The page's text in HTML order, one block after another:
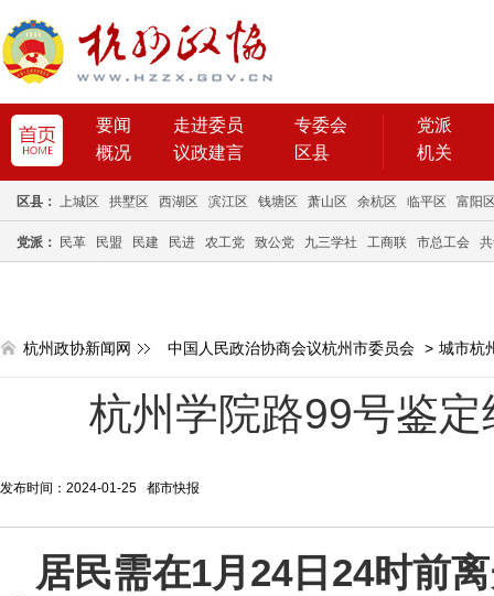
要闻 走进委员
专委会
概况
议政建言 区县
党派
机关
区县： 上城区 拱墅区 西湖区 滨江区 钱塘区 萧山区 余杭区 临平区 富阳
党派： 民革 民盟 民建 民进 农工党 致公党 九三学社 工商联 市总工会
杭州政协新闻网 中国人民政治协商会议杭州市委员会 > 城市杭
杭州学院路99号鉴
发布时间：2024-01-25 都市快报
居民需在1月24日24时前